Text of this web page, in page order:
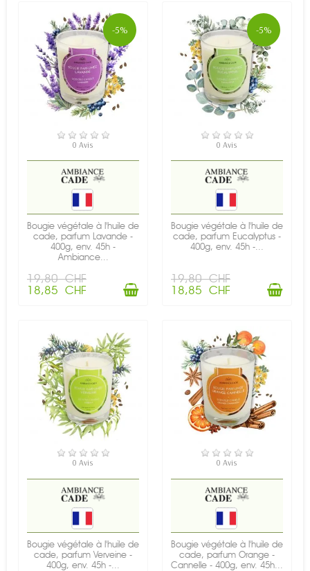
-5%
EN STOCK
0 Avis
Bougie végétale à l'huile de
cade, parfum Lavande -
400g, env. 45h -
Ambiance...
19,80 CHF
18,85 CHF
-5%
EN STOCK
0 Avis
Bougie végétale à l'huile de
cade, parfum Eucalyptus -
400g, env. 45h -...
19,80 CHF
18,85 CHF
EN STOCK
0 Avis
Bougie végétale à l'huile de
cade, parfum Verveine -
400g, env. 45h -...
EN STOCK
0 Avis
Bougie végétale à l'huile de
cade, parfum Orange -
Cannelle - 400g, env. 45h...